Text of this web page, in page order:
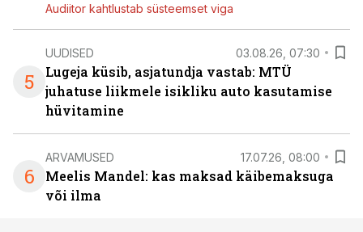
Audiitor kahtlustab süsteemset viga
5
UUDISED 03.08.26, 07:30
Lugeja küsib, asjatundja vastab: MTÜ
juhatuse liikmele isikliku auto kasutamise
hüvitamine
6
ARVAMUSED 17.07.26, 08:00
Meelis Mandel: kas maksad käibemaksuga
või ilma